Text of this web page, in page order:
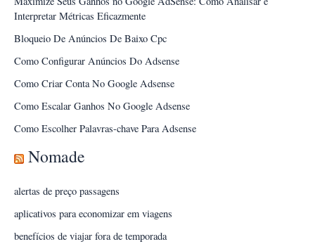
Interpretar Métricas Eficazmente
Bloqueio De Anúncios De Baixo Cpc
Como Configurar Anúncios Do Adsense
Como Criar Conta No Google Adsense
Como Escalar Ganhos No Google Adsense
Como Escolher Palavras-chave Para Adsense
Nomade
alertas de preço passagens
aplicativos para economizar em viagens
benefícios de viajar fora de temporada